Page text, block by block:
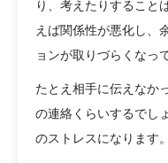
り、考えたりすること
えば関係性が悪化し、
ョンが取りづらくなっ
たとえ相手に伝えなか
の連絡くらいするでし
のストレスになります。